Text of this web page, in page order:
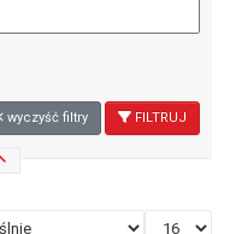
wyczyść filtry FILTRUJ